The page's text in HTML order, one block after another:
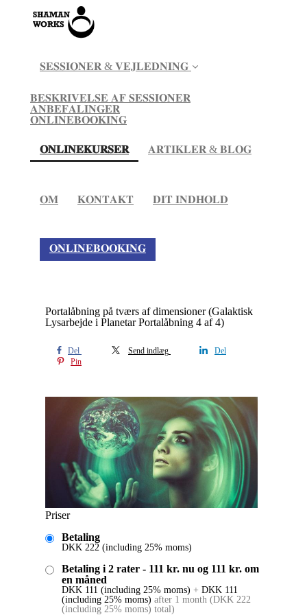
𝐒𝐄𝐒𝐒𝐈𝐎𝐍𝐄𝐑 & 𝐕𝐄𝐉𝐋𝐄𝐃𝐍𝐈𝐍𝐆
𝐁𝐄𝐒𝐊𝐑𝐈𝐕𝐄𝐋𝐒𝐄 𝐀𝐅 𝐒𝐄𝐒𝐒𝐈𝐎𝐍𝐄𝐑
𝐀𝐍𝐁𝐄𝐅𝐀𝐋𝐈𝐍𝐆𝐄𝐑
𝐎𝐍𝐋𝐈𝐍𝐄𝐁𝐎𝐎𝐊𝐈𝐍𝐆
𝐎𝐍𝐋𝐈𝐍𝐄𝐊𝐔𝐑𝐒𝐄𝐑(current)𝐀𝐑𝐓𝐈𝐊𝐋𝐄𝐑 & 𝐁𝐋𝐎𝐆
𝐎𝐌 𝐊𝐎𝐍𝐓𝐀𝐊𝐓 𝐃𝐈𝐓 𝐈𝐍𝐃𝐇𝐎𝐋𝐃
𝐎𝐍𝐋𝐈𝐍𝐄𝐁𝐎𝐎𝐊𝐈𝐍𝐆
Portalåbning på tværs af dimensioner (Galaktisk
Lysarbejde i Planetar Portalåbning 4 af 4)
Del Send indlæg
Del
Pin
Priser
Betaling
DKK 222 (including 25% moms)
Betaling i 2 rater - 111 kr. nu og 111 kr. om
en måned
DKK 111 (including 25% moms) + DKK 111
(including 25% moms) after 1 month (DKK 222
(including 25% moms) total)